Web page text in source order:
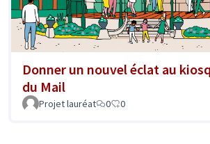
Donner un nouvel éclat au
du Mail
Projet lauréat 0 0